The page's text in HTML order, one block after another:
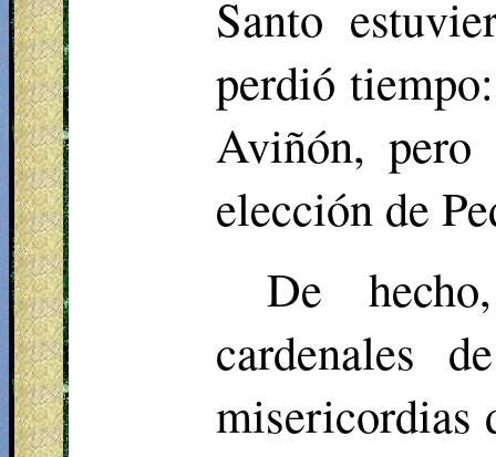
Santo
perdió
Aviñón,
elección de
De
cardenales
misericordias